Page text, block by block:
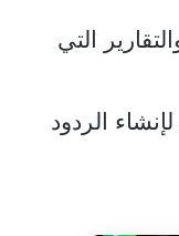
التي
الردود